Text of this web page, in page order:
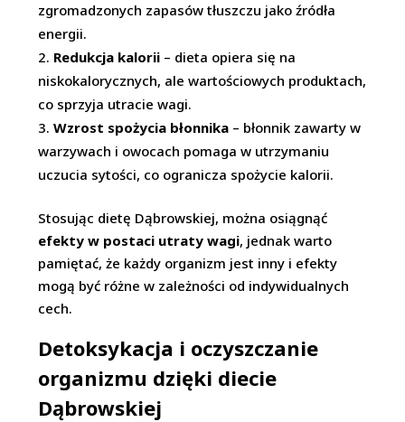
zgromadzonych zapasów tłuszczu jako źródła
energii.
Redukcja kalorii – dieta opiera się na
niskokalorycznych, ale wartościowych produktach,
co sprzyja utracie wagi.
Wzrost spożycia błonnika – błonnik zawarty w
warzywach i owocach pomaga w utrzymaniu
uczucia sytości, co ogranicza spożycie kalorii.
Stosując dietę Dąbrowskiej, można osiągnąć
efekty w postaci utraty wagi, jednak warto
pamiętać, że każdy organizm jest inny i efekty
mogą być różne w zależności od indywidualnych
cech.
Detoksykacja i oczyszczanie
organizmu dzięki diecie
Dąbrowskiej